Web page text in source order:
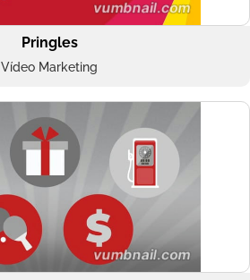
Pringles
Vídeo Marketing